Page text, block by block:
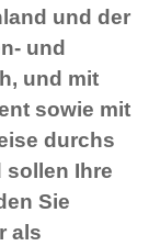
und der
und
und mit
sowie mit
durchs
sollen Ihre
Sie
als